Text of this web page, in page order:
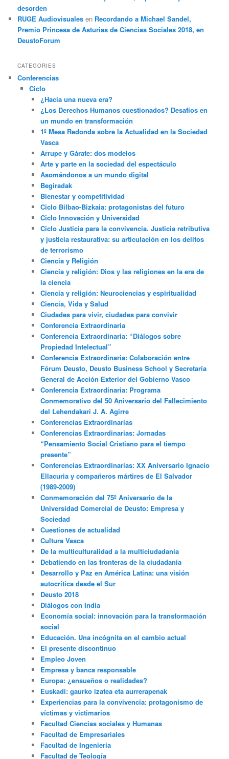
desorden
RUGE Audiovisuales en Recordando a Michael Sandel,
Premio Princesa de Asturias de Ciencias Sociales 2018, en
DeustoForum
CATEGORIES
Conferencias
Ciclo
¿Hacia una nueva era?
¿Los Derechos Humanos cuestionados? Desafíos en
un mundo en transformación
1º Mesa Redonda sobre la Actualidad en la Sociedad
Vasca
Arrupe y Gárate: dos modelos
Arte y parte en la sociedad del espectáculo
Asomándonos a un mundo digital
Begiradak
Bienestar y competitividad
Ciclo Bilbao-Bizkaia: protagonistas del futuro
Ciclo Innovación y Universidad
Ciclo Justicia para la convivencia. Justicia retributiva
y justicia restaurativa: su articulación en los delitos
de terrorismo
Ciencia y Religión
Ciencia y religión: Dios y las religiones en la era de
la ciencia
Ciencia y religión: Neurociencias y espiritualidad
Ciencia, Vida y Salud
Ciudades para vivir, ciudades para convivir
Conferencia Extraordinaria
Conferencia Extraordinaria: “Diálogos sobre
Propiedad Intelectual”
Conferencia Extraordinaria: Colaboración entre
Fórum Deusto, Deusto Business School y Secretaría
General de Acción Exterior del Gobierno Vasco
Conferencia Extraordinaria: Programa
Conmemorativo del 50 Aniversario del Fallecimiento
del Lehendakari J. A. Agirre
Conferencias Extraordinarias
Conferencias Extraordinarias: Jornadas
“Pensamiento Social Cristiano para el tiempo
presente”
Conferencias Extraordinarias: XX Aniversario Ignacio
Ellacuria y compañeros mártires de El Salvador
(1989-2009)
Conmemoración del 75º Aniversario de la
Universidad Comercial de Deusto: Empresa y
Sociedad
Cuestiones de actualidad
Cultura Vasca
De la multiculturalidad a la multiciudadania
Debatiendo en las fronteras de la ciudadanía
Desarrollo y Paz en América Latina: una visión
autocrítica desde el Sur
Deusto 2018
Diálogos con India
Economía social: innovación para la transformación
social
Educación. Una incógnita en el cambio actual
El presente discontinuo
Empleo Joven
Empresa y banca responsable
Europa: ¿ensueños o realidades?
Euskadi: gaurko izatea eta aurrerapenak
Experiencias para la convivencia: protagonismo de
víctimas y victimarios
Facultad Ciencias sociales y Humanas
Facultad de Empresariales
Facultad de Ingeniería
Facultad de Teología